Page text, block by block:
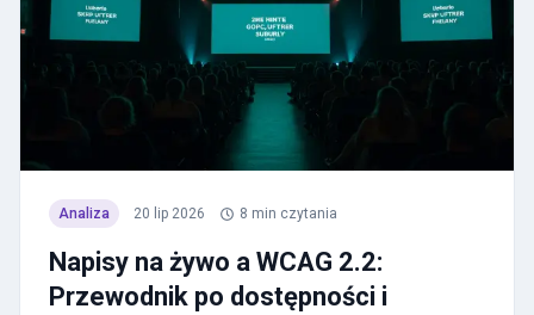
Analiza 20 lip 2026 8 min czytania
Napisy na żywo a WCAG 2.2:
Przewodnik po dostępności i